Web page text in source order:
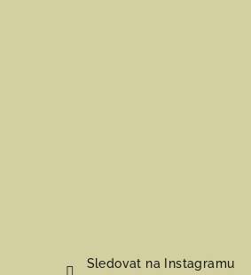
Sledovat na Instagramu